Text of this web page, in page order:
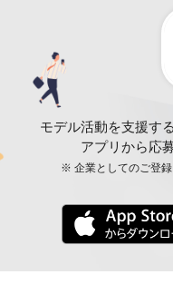
モデル活動を支援す
アプリから応
※ 企業としてのご登